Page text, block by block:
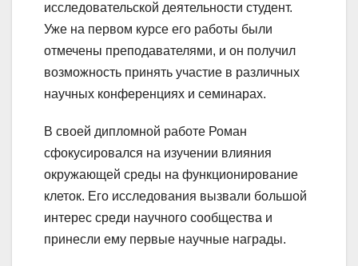
исследовательской деятельности студент.
Уже на первом курсе его работы были
отмечены преподавателями, и он получил
возможность принять участие в различных
научных конференциях и семинарах.
В своей дипломной работе Роман
сфокусировался на изучении влияния
окружающей среды на функционирование
клеток. Его исследования вызвали большой
интерес среди научного сообщества и
принесли ему первые научные награды.